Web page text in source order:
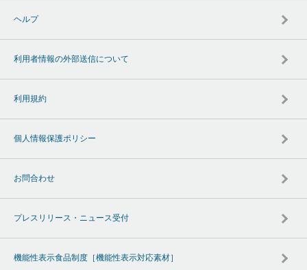
ヘルプ
利用者情報の外部送信について
利用規約
個人情報保護ポリシー
お問合わせ
プレスリリース・ニュース受付
機能性表示食品制度［機能性表示対応素材］